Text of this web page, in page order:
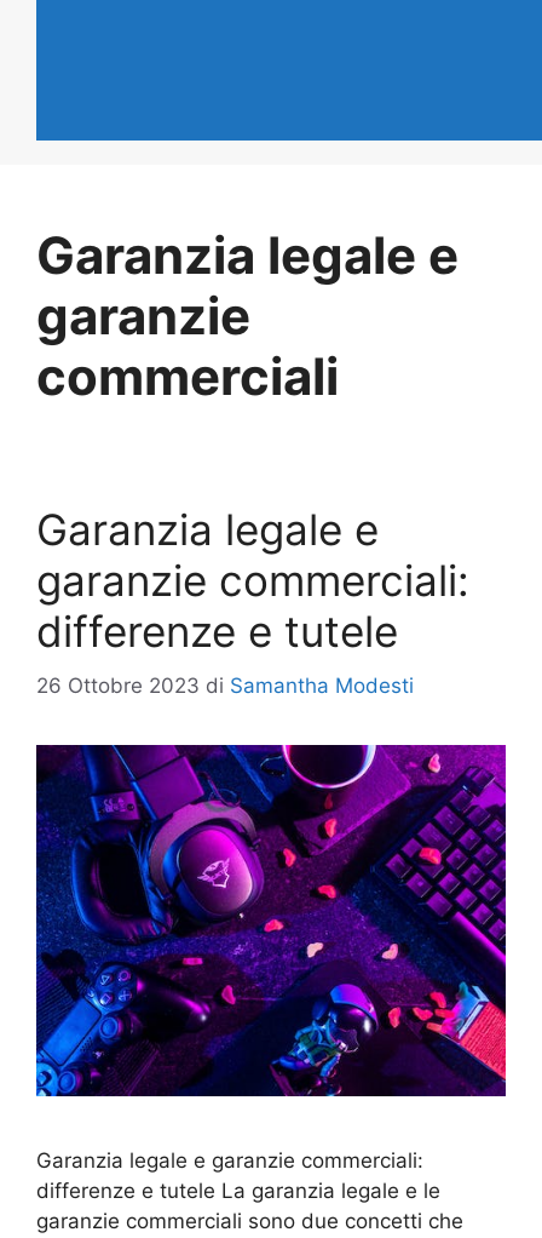
Garanzia legale e
garanzie
commerciali
Garanzia legale e
garanzie commerciali:
differenze e tutele
26 Ottobre 2023 di Samantha Modesti
Garanzia legale e garanzie commerciali:
differenze e tutele La garanzia legale e le
garanzie commerciali sono due concetti che